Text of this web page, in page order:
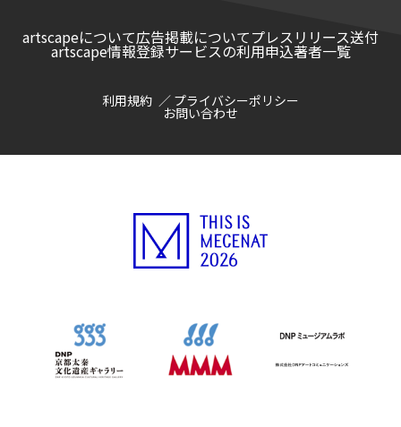
artscapeについて広告掲載についてプレスリリース送付
artscape情報登録サービスの利用申込著者一覧
利用規約 プライバシーポリシー
お問い合わせ